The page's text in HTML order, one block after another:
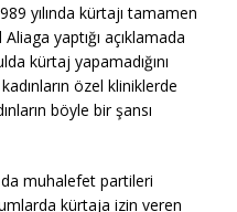
yılında kürtajı tamamen
yaptığı açıklamada
kürtaj yapamadığını
özel kliniklerde
böyle bir şansı
muhalefet partileri
kürtaja izin veren